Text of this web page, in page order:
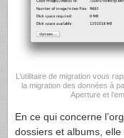
L’utilitaire de migration vous
la migration des données à
Aperture et
En ce qui concerne
dossiers et albums,